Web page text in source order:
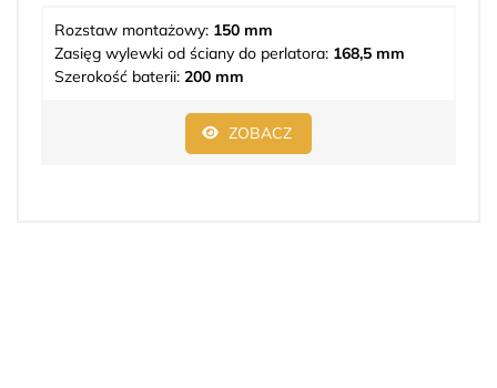
Rozstaw montażowy: 150 mm
Zasięg wylewki od ściany do perlatora: 168,5 mm
Szerokość baterii: 200 mm
ZOBACZ